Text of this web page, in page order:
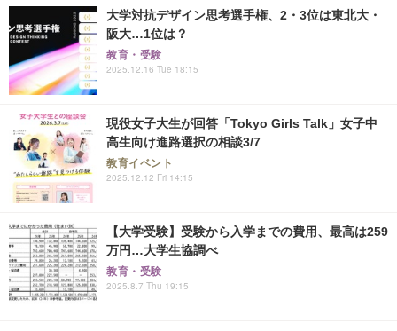
大学対抗デザイン思考選手権、2・3位は東北大・
阪大…1位は？
教育・受験
2025.12.16 Tue 18:15
現役女子大生が回答「Tokyo Girls Talk」女子中
高生向け進路選択の相談3/7
教育イベント
2025.12.12 Fri 14:15
【大学受験】受験から入学までの費用、最高は259
万円…大学生協調べ
教育・受験
2025.8.7 Thu 19:15